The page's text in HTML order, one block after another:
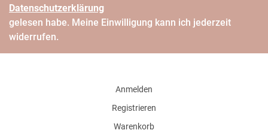
Daten­schutz­erklärung
gelesen habe. Meine Einwilligung kann ich jederzeit
widerrufen.
Anmelden
Registrieren
Warenkorb